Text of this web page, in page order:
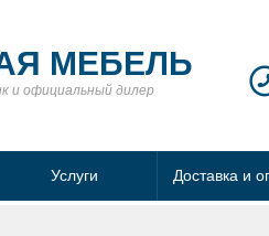
МЕБЕЛЬ
и официальный дилер
Услуги Доставка и